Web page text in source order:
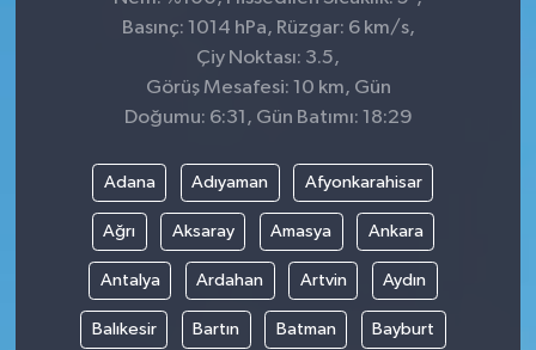
Basınç: 1014 hPa, Rüzgar: 6 km/s,
Çiy Noktası: 3.5,
Görüş Mesafesi: 10 km, Gün
Doğumu: 6:31, Gün Batımı: 18:29
Adana Adıyaman Afyonkarahisar
Ağrı Aksaray Amasya Ankara
Antalya Ardahan Artvin Aydın
Balıkesir Bartın Batman Bayburt